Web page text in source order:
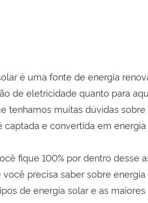
é uma fonte de energia
de eletricidade quanto para
tenhamos muitas dúvidas
captada e convertida em
fique 100% por dentro desse
precisa saber sobre
de energia solar e as